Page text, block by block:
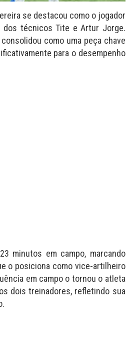
se destacou como o jogador
dos técnicos Tite e Artur Jorge.
como uma peça chave
para o desempenho
minutos em campo, marcando
o posiciona como vice-artilheiro
em campo o tornou o atleta
dois treinadores, refletindo sua